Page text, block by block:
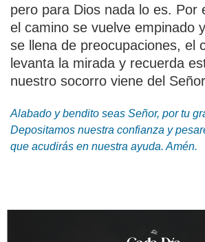
pero para Dios nada lo es. Por
el camino se vuelve empinado
se llena de preocupaciones, el
levanta la mirada y recuerda
nuestro socorro viene del
Alabado y bendito seas Señor, por tu
Depositamos nuestra confianza y
que acudirás en nuestra ayuda. Amén.